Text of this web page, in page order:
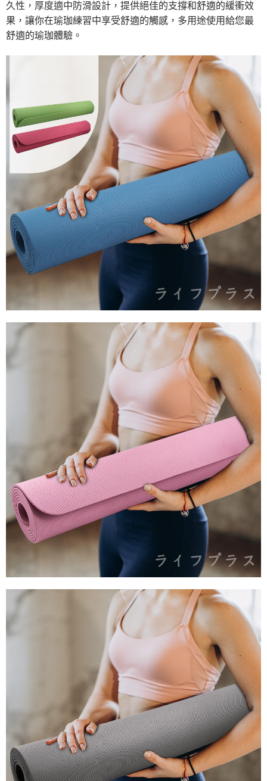
【「AFTEE先享後付」結帳流程】
１．於結帳方式選擇「AFTEE先享後付」後，將跳轉至「AFTEE先享後付」
結帳頁面，進行簡訊認證並確認金額後，即可完成結帳。
２．訂單成立數日內，您將收到繳費通知簡訊。
ATM／網路銀行／等多元方式進行付款，方視為交易完成。
※ 請注意：結帳手續完成當下不需立刻繳費，但若您需要取消訂單，請聯絡
購買商品的店家。未經商家同意取消之訂單仍視為有效，需透過AFTEE先享
※ 交易是否成功請以「AFTEE先享後付 」之結帳頁面顯示為準，若有關於
是否繳費成功／繳費後需取消欲退款等相關疑問，請聯繫「AFTEE先享後付
客戶支援中心」https://netprotections.freshdesk.com/support/home
【注意事項】
１．透過由恩沛科技股份有限公司提供之「AFTEE先享後付」服務完成之交
易，需依本服務之必要範圍內提供個人資料，並將交易相關給付款項請求債
權轉讓予恩沛科技股份有限公司。
２．關於個人資料處理事宜，請瀏覽以下網址：
https://aftee.tw/terms/#terms3
３．未成年的使用者請事先徵得法定代理人或監護人之同意方可使用
「AFTEE先享後付」，若未經同意申辦者引起之損失，本公司不負相關責
任。
４．使用「AFTEE先享後付」時，將依據個別帳號之用戶狀況，依本公司即
時審查核予不同之上限額度；若仍有額度不足之情形，本公司將視審查結果
請求用戶進行身份認證。
５．嚴禁一人註冊多個帳號或使用他人資訊註冊。若發現惡意使用之情形，
恩沛科技股份有限公司將有權停止該用戶之使用額度並採取法律行動。
本島宅配1~2天後到
每筆NT$80，滿NT$490(含以上)免運費
每筆NT$150，滿NT$3,000(含以上)免運費
每筆NT$150，滿NT$3,000(含以上)免運費
久性，厚度適中 防滑設計 ，提供絕佳的支撐和舒適的緩衝效
果，讓你在瑜珈練習中享受舒適的觸感，多用途使用給您最
舒適的瑜珈體驗。